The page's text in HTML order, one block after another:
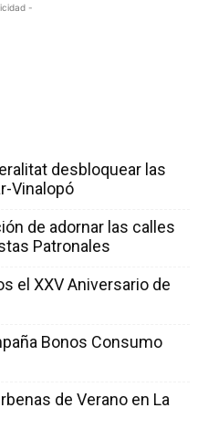
-
desbloquear las
Vinalopó
de adornar las calles
Patronales
el XXV Aniversario de
Bonos Consumo
de Verano en La